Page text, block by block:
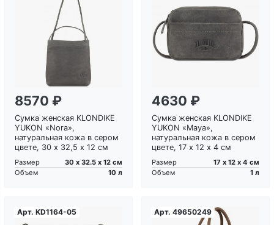
8570 ₽
Сумка женская KLONDIKE
YUKON «Nora»,
натуральная кожа в сером
цвете, 30 х 32,5 х 12 см
Размер
30 х 32.5 х 12 см
Объем
10 л
4630 ₽
Сумка женская KLONDIKE
YUKON «Maya»,
натуральная кожа в сером
цвете, 17 х 12 х 4 см
Размер
17 х 12 х 4 см
Объем
1 л
Арт. KD1164-05 Арт. 49650249